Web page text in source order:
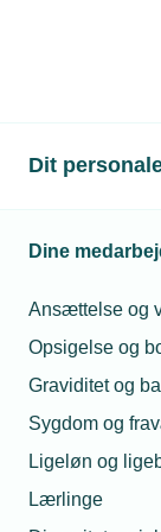
Dit
Dine
Ansættelse og
Opsigelse og
Graviditet og
Sygdom og
Ligeløn og
Lærlinge
Erik
For 50 år
selvstændig. I